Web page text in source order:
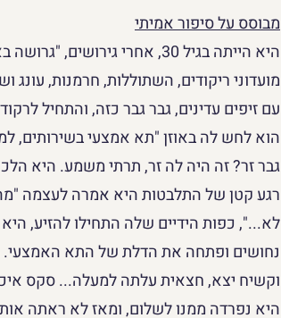
מבוסס על סיפור אמיתי
היא הייתה בגיל 30, אחרי
מועדוני ריקודים, השתוללות, חרמנות,
עם זיפים עדינים, גבר גבר כזה, והתחיל
גבר זר? זה היה לה זר, תרתי משמע. היא
רגע קטן של התלבטות היא אמרה לעצמה
לא...", כפות הידיים שלה התחילו להזיע,
נחושים ופתחה את הדלת של התא האמצעי.
וקשיח יצא, חצאית עלתה למעלה... סקס
היא נפרדה ממנו לשלום, ומאז לא ראתה